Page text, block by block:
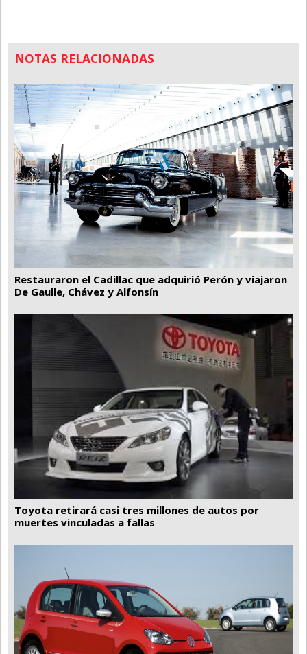
NOTAS RELACIONADAS
Restauraron el Cadillac que adquirió Perón y viajaron
De Gaulle, Chávez y Alfonsín
Toyota retirará casi tres millones de autos por
muertes vinculadas a fallas